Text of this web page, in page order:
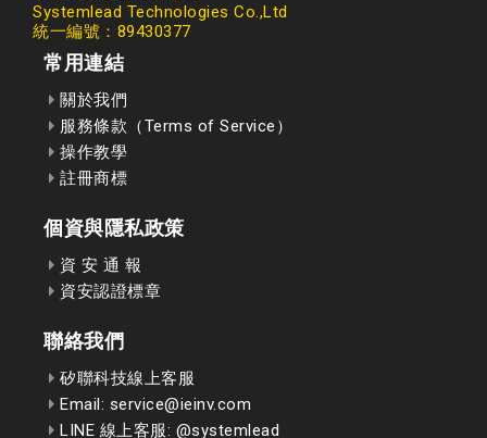
Systemlead Technologies Co.,Ltd
統一編號：89430377
常用連結
關於我們
服務條款（Terms of Service）
操作教學
註冊商標
個資與隱私政策
資 安 通 報
資安認證標章
聯絡我們
矽聯科技線上客服
Email: service@ieinv.com
LINE 線上客服: @systemlead